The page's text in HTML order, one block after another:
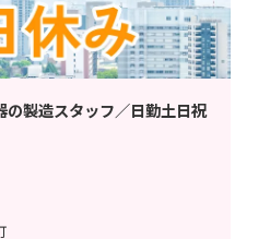
の製造スタッフ／日勤土日祝